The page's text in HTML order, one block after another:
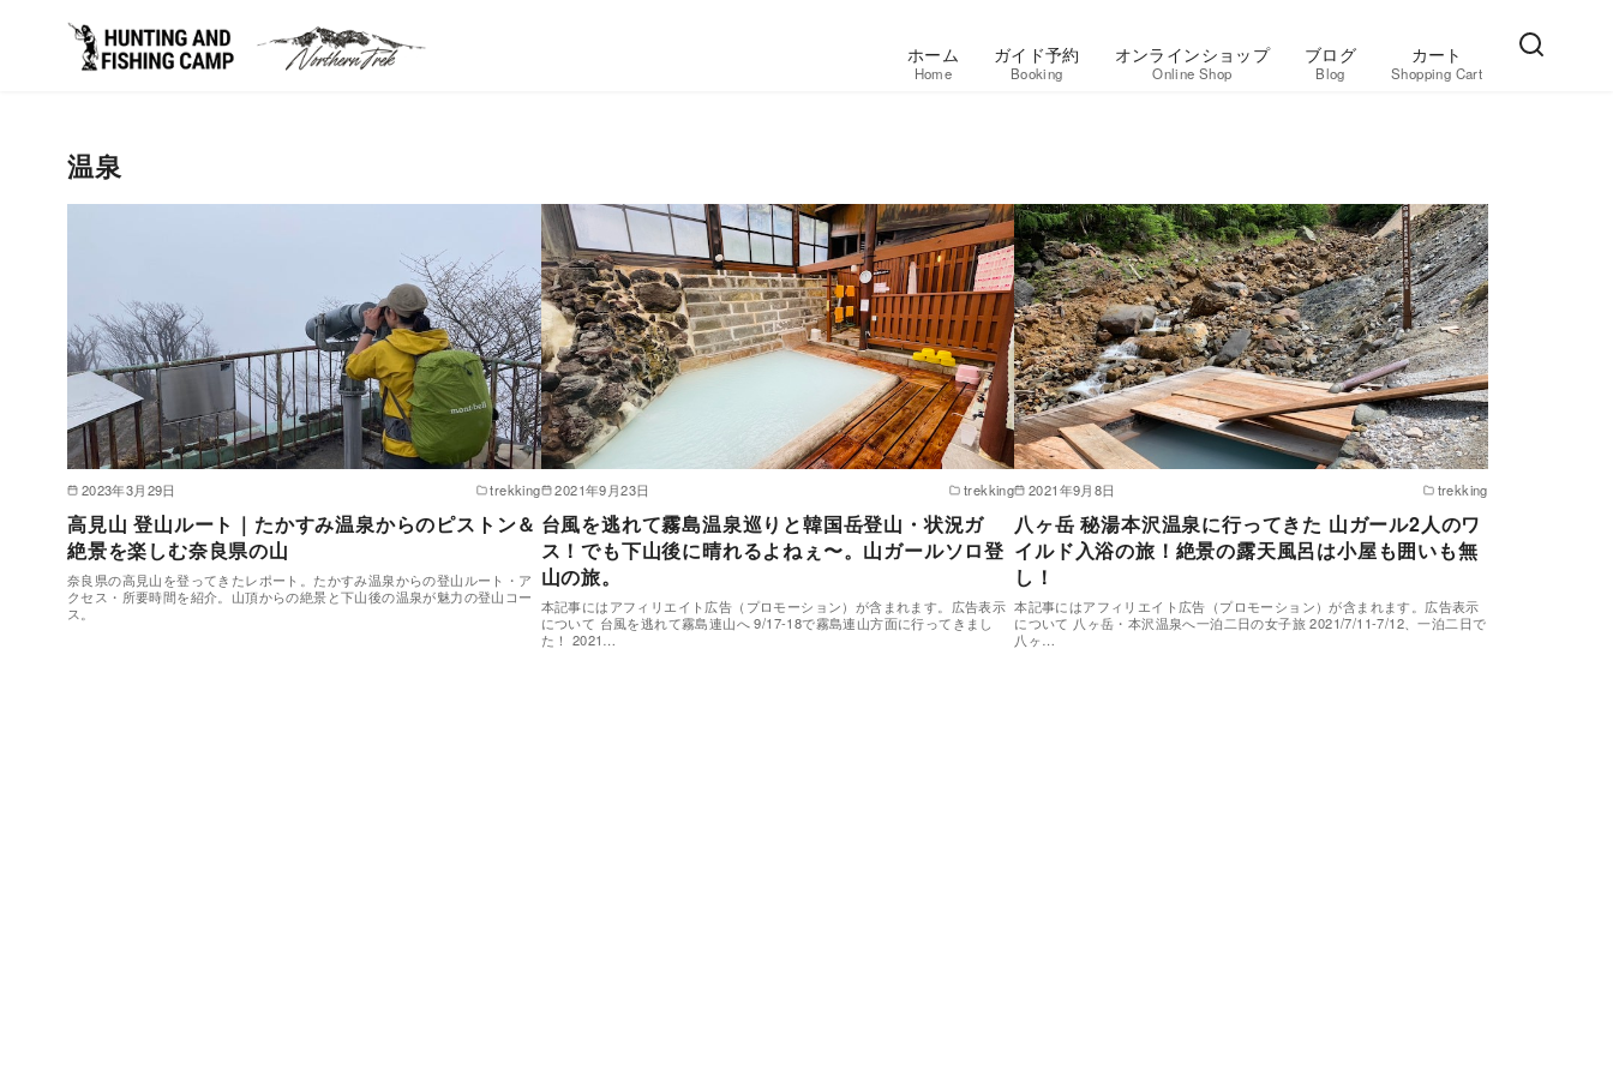
ホーム
Home
ガイド予約
Booking
オンラインショップ
Online Shop
ブログ
Blog
カート
Shopping Cart
温泉
2023年3月29日 trekking
高見山 登山ルート｜たかすみ温泉からのピストン＆
絶景を楽しむ奈良県の山
奈良県の高見山を登ってきたレポート。たかすみ温泉からの登山ルート・ア
クセス・所要時間を紹介。山頂からの絶景と下山後の温泉が魅力の登山コー
ス。
2021年9月23日 trekking
台風を逃れて霧島温泉巡りと韓国岳登山・状況ガ
ス！でも下山後に晴れるよねぇ〜。山ガールソロ登
山の旅。
本記事にはアフィリエイト広告（プロモーション）が含まれます。広告表示
について 台風を逃れて霧島連山へ 9/17-18で霧島連山方面に行ってきまし
た！ 2021…
2021年9月8日 trekking
八ヶ岳 秘湯本沢温泉に行ってきた 山ガール2人のワ
イルド入浴の旅！絶景の露天風呂は小屋も囲いも無
し！
本記事にはアフィリエイト広告（プロモーション）が含まれます。広告表示
について 八ヶ岳・本沢温泉へ一泊二日の女子旅 2021/7/11-7/12、一泊二日で
八ヶ…